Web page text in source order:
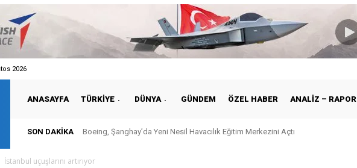
2026
ANASAYFA TÜRKIYE DÜNYA GÜNDEM ÖZEL HABER ANALIZ – RAPOR
SON DAKIKA Boeing, Şanghay’da Yeni Nesil Havacılık Eğitim Merkezini Açtı
İstanbul uçuşlarını artırıyor